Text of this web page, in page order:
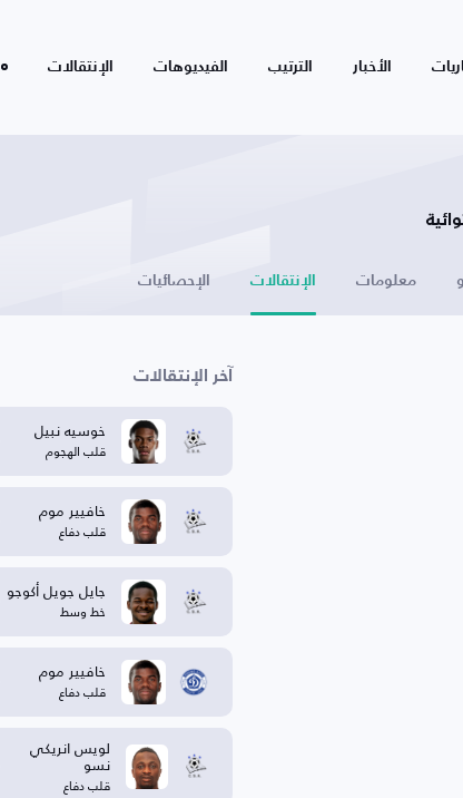
الأخبار الترتيب الفيديوهات الإنتقالات
معلومات الإنتقالات الإحصائيات
آخر الإنتقالات
خوسيه نبيل
قلب الهجوم
خافيير موم
قلب دفاع
جايل جويل أكوجو
خط وسط
خافيير موم
قلب دفاع
لويس انريكي
نسو
قلب دفاع